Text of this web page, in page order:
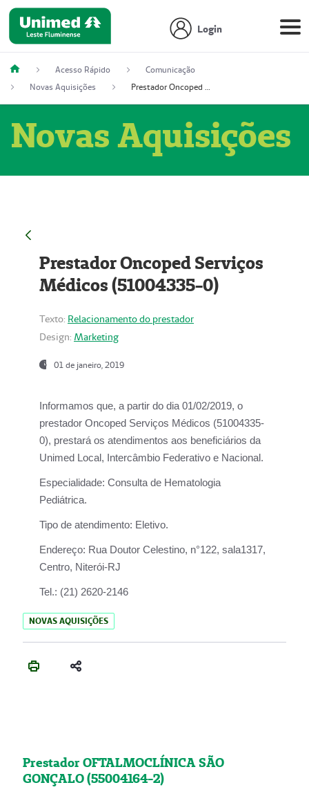
Login
Acesso Rápido
Comunicação
Novas Aquisições
Prestador Oncoped Serviços Médicos (51004335-0)
Novas Aquisições
Prestador Oncoped Serviços
Médicos (51004335-0)
Texto: Relacionamento do prestador
Design: Marketing
01 de janeiro, 2019
Informamos que, a partir do dia 01/02/2019, o
prestador Oncoped Serviços Médicos (51004335-
0), prestará os atendimentos aos beneficiários da
Unimed Local, Intercâmbio Federativo e Nacional.
Especialidade: Consulta de Hematologia
Pediátrica.
Tipo de atendimento: Eletivo.
Endereço: Rua Doutor Celestino, n°122, sala1317,
Centro, Niterói-RJ
Tel.: (21) 2620-2146
NOVAS AQUISIÇÕES
Prestador OFTALMOCLÍNICA SÃO
GONÇALO (55004164-2)